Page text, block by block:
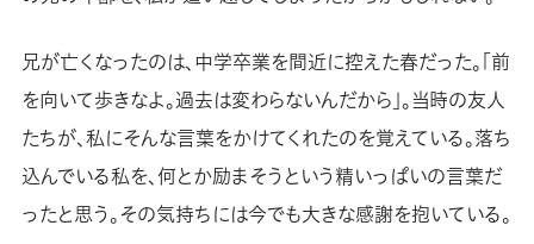
兄が亡くなったのは、中学卒業を間近に控えた春だった。「前
を向いて歩きなよ。過去は変わらないんだから」。当時の友人
たちが、私にそんな言葉をかけてくれたのを覚えている。落ち
込んでいる私を、何とか励まそうという精いっぱいの言葉だ
ったと思う。その気持ちには今でも大きな感謝を抱いている。